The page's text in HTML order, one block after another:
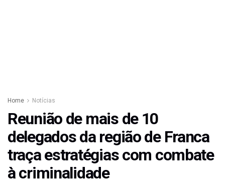
Home Notícias
Reunião de mais de 10
delegados da região de Franca
traça estratégias com combate
à criminalidade